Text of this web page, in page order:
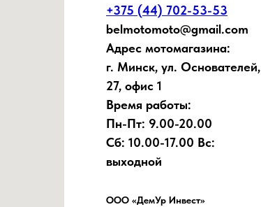
+375 (44) 702-53-53
belmotomoto@gmail.com
Адрес мотомагазина:
г. Минск, ул. Основателей,
27, офис 1
Время работы:
Пн-Пт: 9.00-20.00
Сб: 10.00-17.00 Вс:
выходной
ООО «ДемУр Инвест»